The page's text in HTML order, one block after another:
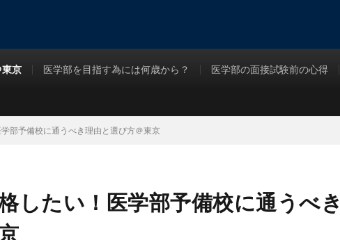
東京 医学部を目指す為には何歳から？ 医学部の面接試験前の心得
部予備校に通うべき理由と選び方＠東京
したい！医学部予備校に通うべき